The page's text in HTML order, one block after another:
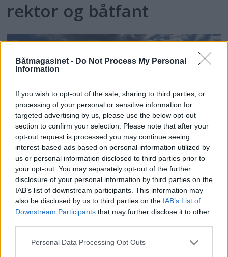
Båtmagasinet - Do Not Process My Personal
Information
If you wish to opt-out of the sale, sharing to third parties, or
processing of your personal or sensitive information for
targeted advertising by us, please use the below opt-out
section to confirm your selection. Please note that after your
opt-out request is processed you may continue seeing
interest-based ads based on personal information utilized by
us or personal information disclosed to third parties prior to
your opt-out. You may separately opt-out of the further
disclosure of your personal information by third parties on the
IAB’s list of downstream participants. This information may
also be disclosed by us to third parties on the IAB’s List of
Downstream Participants that may further disclose it to other
Personal Data Processing Opt Outs
rektor og båtfant
PLUS
Motorbåtdefilering i Risør